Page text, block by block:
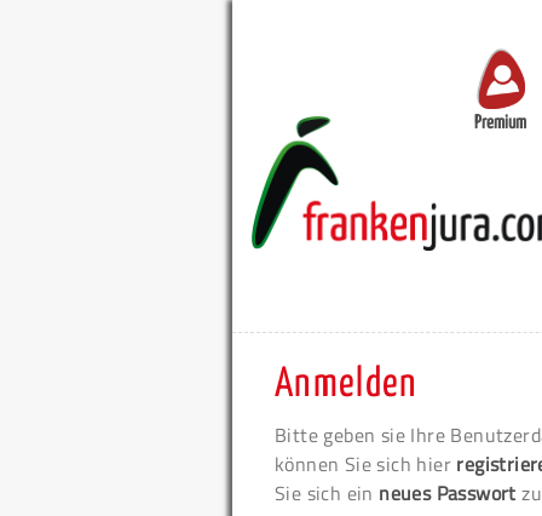
Premium
Anmelden
Bitte geben sie Ihre
können Sie sich hier
Sie sich ein neues Passwort